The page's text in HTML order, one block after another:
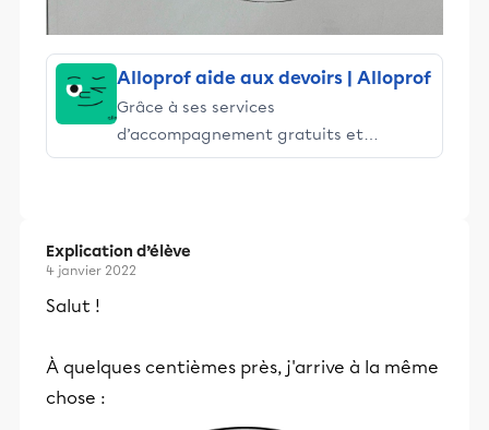
Alloprof aide aux devoirs | Alloprof
Grâce à ses services
d’accompagnement gratuits et
stimulants, Alloprof engage les élèves
Explication d’élève
4 janvier 2022
Salut !
À quelques centièmes près, j'arrive à la même
chose :